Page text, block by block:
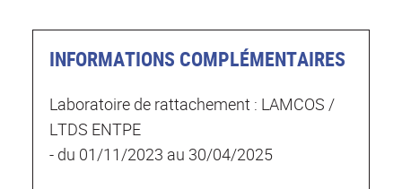
INFORMATIONS COMPLÉMENTAIRES
Laboratoire de rattachement : LAMCOS /
LTDS ENTPE
- du 01/11/2023 au 30/04/2025